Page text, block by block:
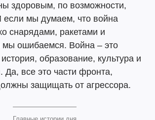
здоровым, по возможности,
мы думаем, что война
снарядами, ракетами и
мы ошибаемся. Война – это
образование, культура и
Да, все это части фронта,
защищать от агрессора.